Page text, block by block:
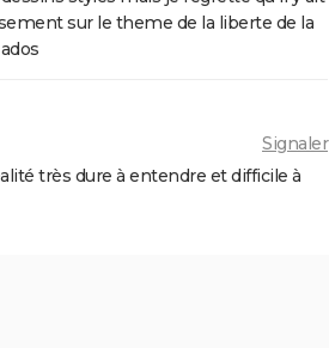
sur le theme de la liberte de la
Signaler
très dure à entendre et difficile à